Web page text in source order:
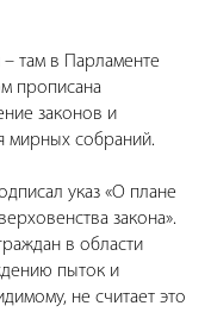
там в Парламенте
прописана
законов и
мирных собраний.
указ «О плане
закона».
в области
пыток и
не считает это